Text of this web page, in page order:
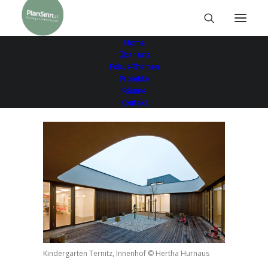
Home
Über uns
Fokus-Themen
Projekte
Räume
Kontakt
Kindergarten Ternitz, Innenhof © Hertha Hurnaus